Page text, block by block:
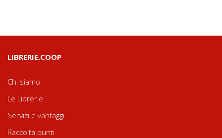
LIBRERIE.COOP
Chi siamo
Le Librerie
Servizi e vantaggi
Raccolta punti